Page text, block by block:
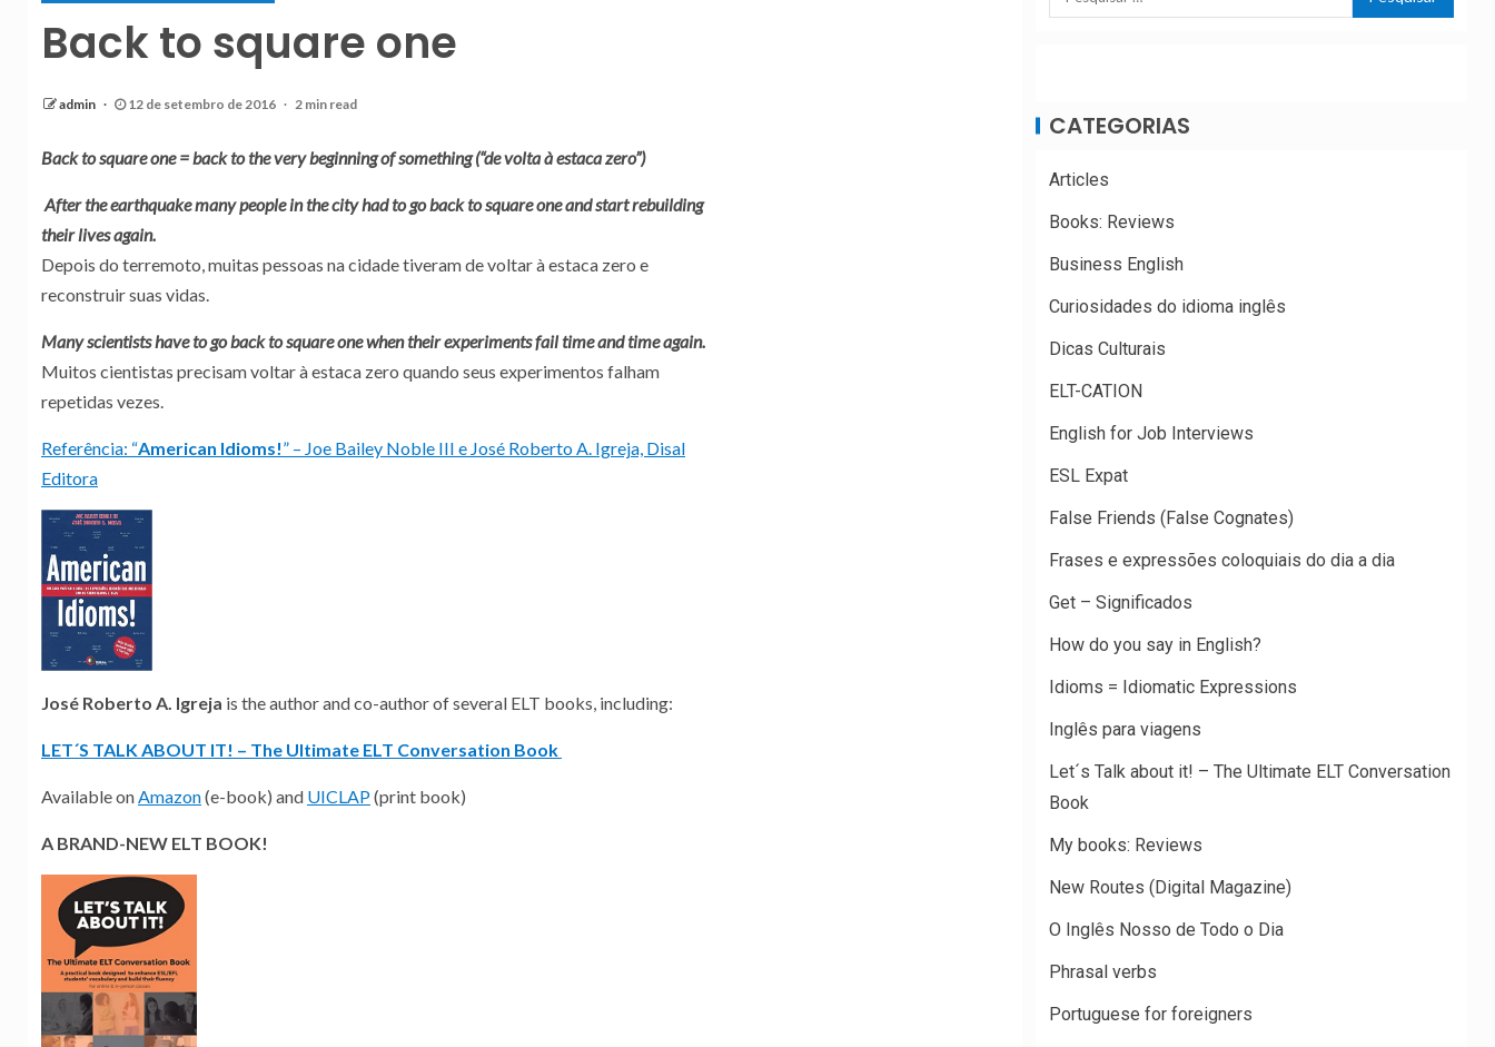
Back to square one
admin 12 de setembro de 2016 2 min read
Back to square one = back to the very beginning of something (“de volta à estaca zero”)
After the earthquake many people in the city had to go back to square one and startrebuilding
their lives again.
Depois do terremoto, muitas pessoas na cidade tiveram de voltar à estaca zero e
reconstruir suas vidas.
Many scientists have to go back to square one when their experiments fail time and timeagain.
Muitos cientistas precisam voltar à estaca zero quando seus experimentos falham
repetidas vezes.
Referência: “American Idioms!” – Joe Bailey Noble III e José Roberto A. Igreja, Disal
Editora
José Roberto A. Igreja is the author and co-author of several ELT books, including:
LET´S TALK ABOUT IT! – The Ultimate ELT Conversation Book
Available onAmazon(e-book) and UICLAP(print book)
A BRAND-NEW ELT BOOK!
CATEGORIAS
Articles
Books: Reviews
Business English
Curiosidades do idioma inglês
Dicas Culturais
ELT-CATION
English for Job Interviews
ESL Expat
False Friends (False Cognates)
Frases e expressões coloquiais do dia a dia
Get – Significados
How do you say in English?
Idioms = Idiomatic Expressions
Inglês para viagens
Let´s Talk about it! – The Ultimate ELT Conversation
Book
My books: Reviews
New Routes (Digital Magazine)
O Inglês Nosso de Todo o Dia
Phrasal verbs
Portuguese for foreigners